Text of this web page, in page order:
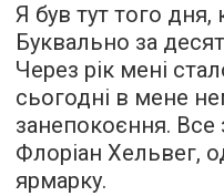
Я був тут того дня,
Буквально за
Через рік мені
сьогодні в мене
занепокоєння.
Флоріан Хельвег,
ярмарку.